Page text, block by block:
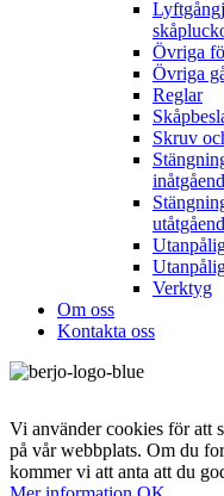
Övriga
Övriga
Reglar
Skruv
Verktyg
Om oss
Kontakta oss
Vi använder cookies för att
på vår webbplats. Om du
kommer vi att anta att du
Mer